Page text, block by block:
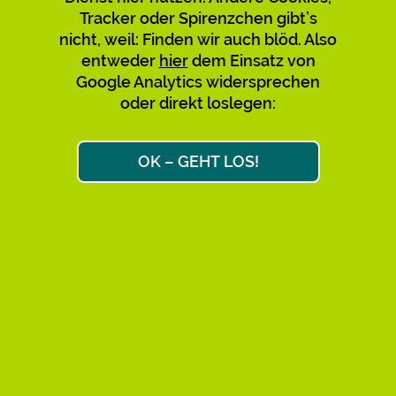
Verwirrung mit den bestehenden
zu vermeiden, empfehlen wir,
diese nicht mehr zu nutzen und zu
teilen. Bitte sagt’s auch den
Max & Max
Tracker oder Spirenzchen gibt’s
nicht, weil: Finden wir auch blöd. Also
entweder hierdem Einsatz von
Google Analytics widersprechen
oder direkt loslegen:
OK – GEHT LOS!